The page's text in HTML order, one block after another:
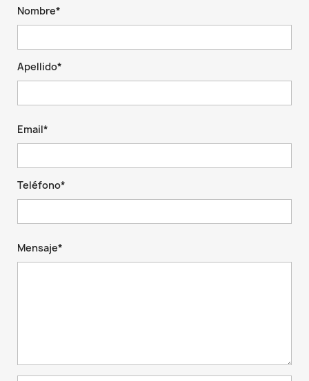
Nombre*
Apellido*
Email*
Teléfono*
Mensaje*